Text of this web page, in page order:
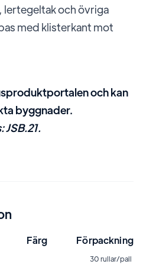
och övriga
med klisterkant mot
och kan
byggnader.
JSB.21.
Färg Förpackning
30 rullar/pall